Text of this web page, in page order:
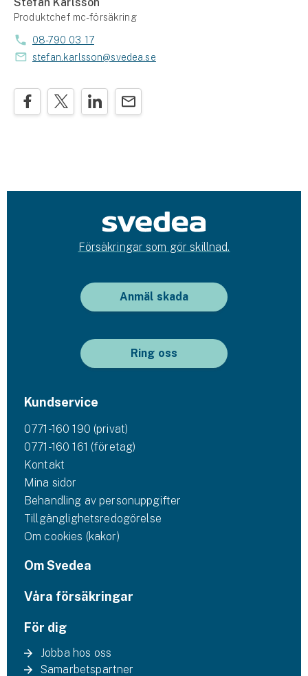
Produktchef mc-försäkring
08-790 03 17
stefan.karlsson@svedea.se
Försäkringar som gör skillnad.
Anmäl skada
Ring oss
Kundservice
0771-160 190 (privat)
0771-160 161 (företag)
Kontakt
Mina sidor
Behandling av personuppgifter
Tillgänglighetsredogörelse
Om cookies (kakor)
Om Svedea
Våra försäkringar
För dig
Jobba hos oss
Samarbetspartner